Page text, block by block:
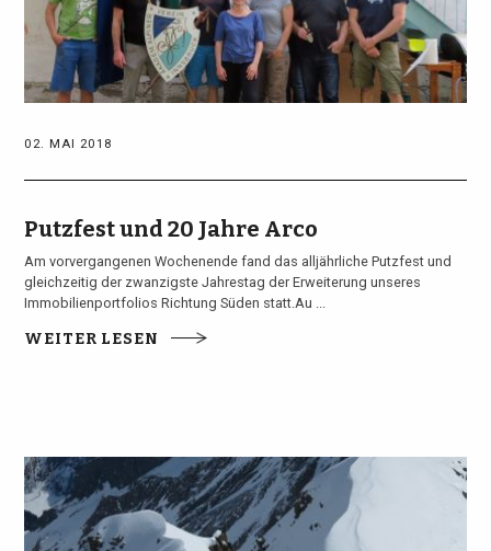
02. MAI 2018
Putzfest und 20 Jahre Arco
Am vorvergangenen Wochenende fand das alljährliche Putzfest und
gleichzeitig der zwanzigste Jahrestag der Erweiterung unseres
Immobilienportfolios Richtung Süden statt.Au ...
WEITER LESEN